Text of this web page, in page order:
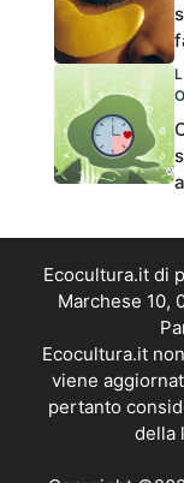
Ecocultura.it di
Marchese 10,
Ecocultura.it
viene
pertanto
della